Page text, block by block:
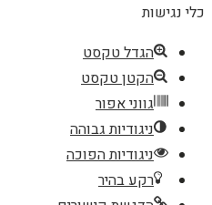
כלי נגישות
הגדל טקסט
הקטן טקסט
גווני אפור
ניגודיות גבוהה
ניגודיות הפוכה
רקע בהיר